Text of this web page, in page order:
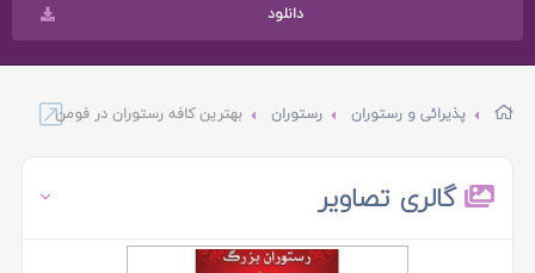
دانلود
پذیرائی و رستوران رستوران بهترین کافه رستوران در فومن
گالری تصاویر